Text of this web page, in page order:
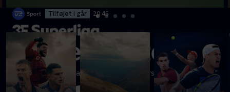
Tilføjet i går 20.45
Se højdepunkter fra kampen mellem Horsens og Brøndby IF